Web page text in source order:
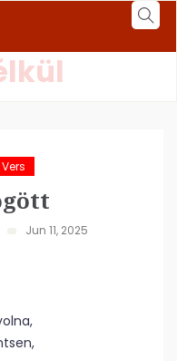
Vers
Jun 11, 2025